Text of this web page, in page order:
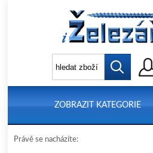
ZOBRAZIT KATEGORIE
Právě se nacházíte: